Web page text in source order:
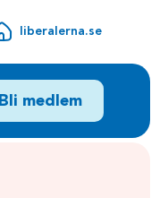
liberalerna.se
Bli medlem